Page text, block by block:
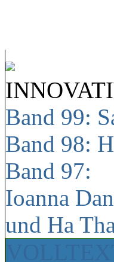
Band 99:
Band 98:
Band 97:
Ioanna
und Ha